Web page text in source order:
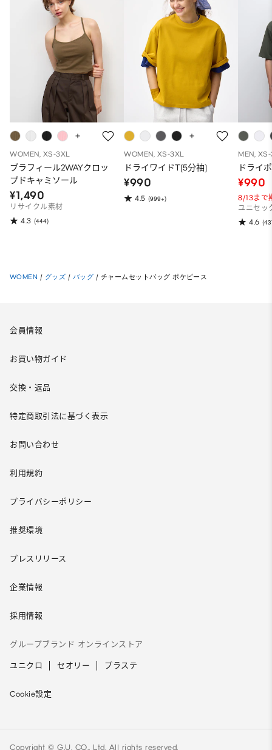
WOMEN, XS-3XL
ブラフィール2WAYクロッ
プドキャミソール
¥1,490
リサイクル素材
4.3 (444)
WOMEN, XS-3XL
ドライワイドT(5分袖)
¥990
4.5 (999+)
MEN,
ドライ
¥990
8/13まで
ユニセッ
4.6
WOMEN / グッズ / バッグ / チャームセットバッグ ポケピース
会員情報
お買い物ガイド
交換・返品
特定商取引法に基づく表示
お問い合わせ
利用規約
プライバシーポリシー
推奨環境
プレスリリース
企業情報
採用情報
グループブランド オンラインストア
ユニクロ セオリー プラステ
Cookie設定
Copyright © G.U. CO., Ltd. All rights reserved.